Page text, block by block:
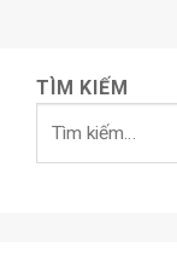
TÌM KIẾM